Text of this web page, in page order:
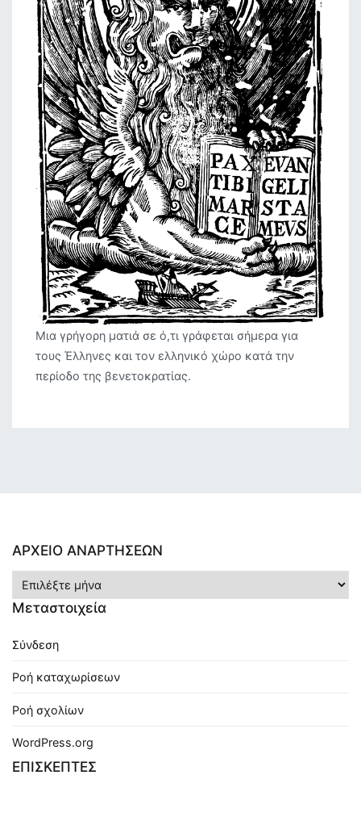
Μια γρήγορη ματιά σε ό,τι γράφεται σήμερα για
τους Έλληνες και τον ελληνικό χώρο κατά την
περίοδο της βενετοκρατίας.
ΑΡΧΕΙΟ ΑΝΑΡΤΗΣΕΩΝ
ΑΡΧΕΙΟ
ΑΝΑΡΤΗΣΕΩΝ
Μεταστοιχεία
Σύνδεση
Ροή καταχωρίσεων
Ροή σχολίων
WordPress.org
ΕΠΙΣΚΕΠΤΕΣ